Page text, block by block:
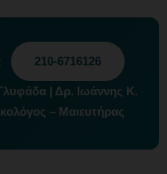
210-6716126
| Δρ. Ιωάννης Κ.
– Μαιευτήρας